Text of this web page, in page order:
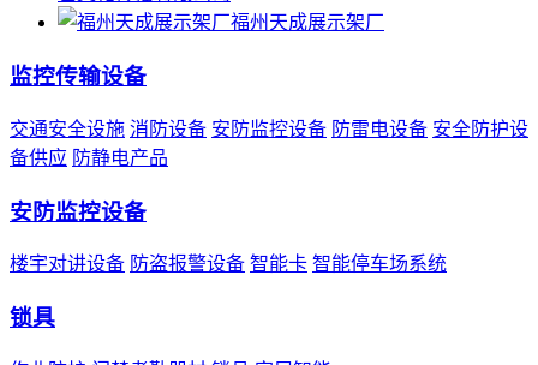
福州天成展示架厂
监控传输设备
交通安全设施 消防设备 安防监控设备 防雷电设备 安全防护设
备供应 防静电产品
安防监控设备
楼宇对讲设备 防盗报警设备 智能卡 智能停车场系统
锁具